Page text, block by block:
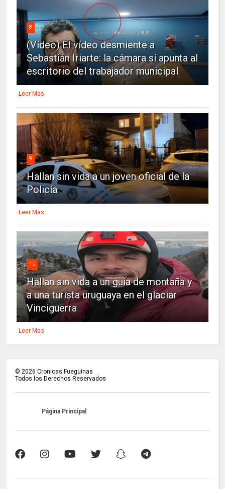
8
(Vídeo) El vídeo desmiente a
Sebastián Iriarte: la cámara sí apunta al
escritorio del trabajador municipal
Leer Mas
9
Hallan sin vida a un joven oficial de la
Policía
Leer Mas
10
Hallan sin vida a un guía de montaña y
a una turista uruguaya en el glaciar
Vinciguerra
Leer Mas
© 2026 Cronicas Fueguinas
Todos los Derechos Reservados
Página Principal